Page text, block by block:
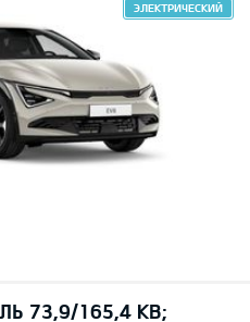
ЭЛЕКТРИЧЕСКИЙ
73,9/165,4 КВ;